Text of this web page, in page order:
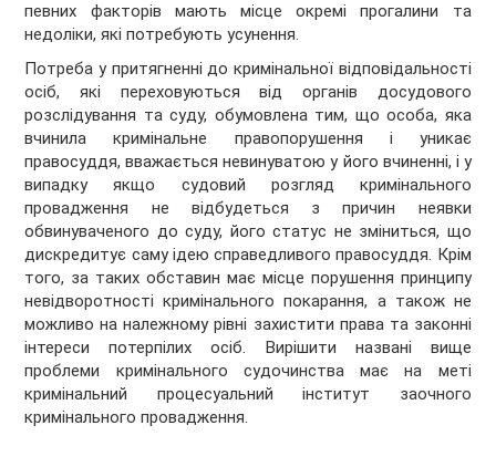
певних факторів мають місце окремі прогалини та
недоліки, які потребують усунення.
Потреба у притягненні до кримінальної відповідальності
осіб, які переховуються від органів досудового
розслідування та суду, обумовлена тим, що особа, яка
вчинила кримінальне правопорушення і уникає
правосуддя, вважається невинуватою у його вчиненні, і у
випадку якщо судовий розгляд кримінального
провадження не відбудеться з причин неявки
обвинуваченого до суду, його статус не зміниться, що
дискредитує саму ідею справедливого правосуддя. Крім
того, за таких обставин має місце порушення принципу
невідворотності кримінального покарання, а також не
можливо на належному рівні захистити права та законні
інтереси потерпілих осіб. Вирішити названі вище
проблеми кримінального судочинства має на меті
кримінальний процесуальний інститут заочного
кримінального провадження.